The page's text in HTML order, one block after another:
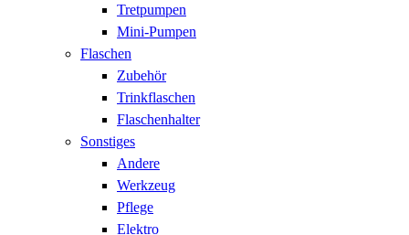
Tretpumpen
Mini-Pumpen
Flaschen
Zubehör
Trinkflaschen
Flaschenhalter
Sonstiges
Andere
Werkzeug
Pflege
Elektro